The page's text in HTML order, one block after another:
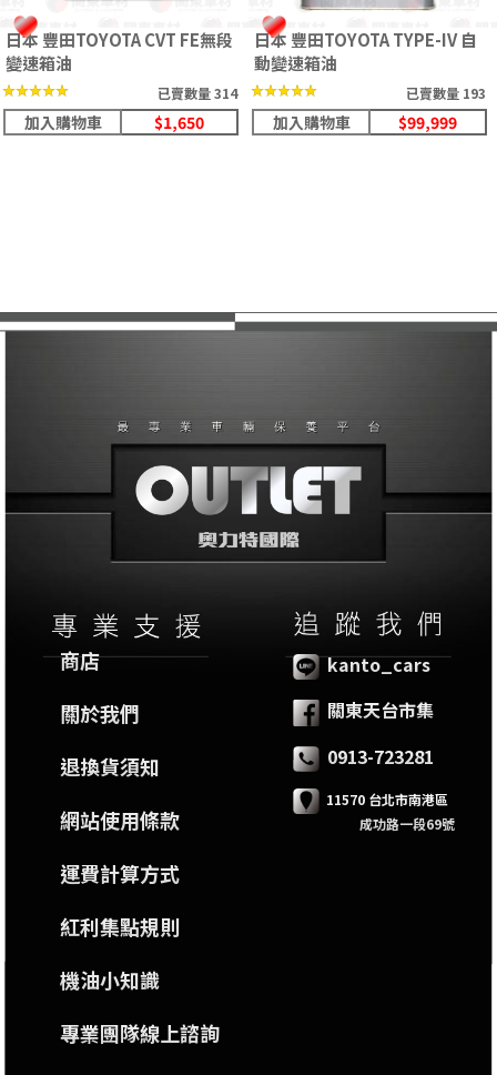
日本 豐田TOYOTA CVT FE無段
變速箱油
★★★★★
★★★★★ 已賣數量 314
加入購物車 $1,650
日本 豐田TOYOTA TYPE-IV 自
動變速箱油
★★★★★
★★★★★ 已賣數量 193
加入購物車 $99,999
商店
關於我們
退換貨須知
網站使用條款
運費計算方式
紅利集點規則
機油小知識
專業團隊線上諮詢
kanto_cars
關東天台市集
0913-723281
11570 台北市南港區
成功路一段69號